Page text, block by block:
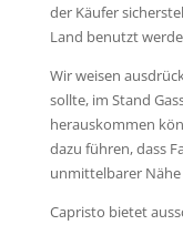
der Käufer
Land benutzt
Wir weisen
sollte, im Stand
herauskommen
dazu führen, dass
unmittelbarer
Capristo bietet